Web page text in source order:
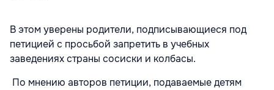
В этом уверены родители, подписывающиеся под
петицией с просьбой запретить в учебных
заведениях страны сосиски и колбасы.
По мнению авторов петиции, подаваемые детям